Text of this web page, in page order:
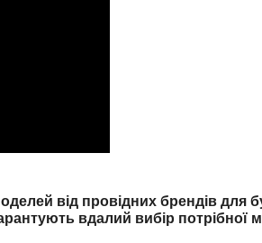
від провідних брендів для
вдалий вибір потрібної